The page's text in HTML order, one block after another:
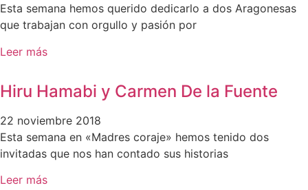
Esta semana hemos querido dedicarlo a dos Aragonesas
que trabajan con orgullo y pasión por
Leer más
Hiru Hamabi y Carmen De la Fuente
22 noviembre 2018
Esta semana en «Madres coraje» hemos tenido dos
invitadas que nos han contado sus historias
Leer más